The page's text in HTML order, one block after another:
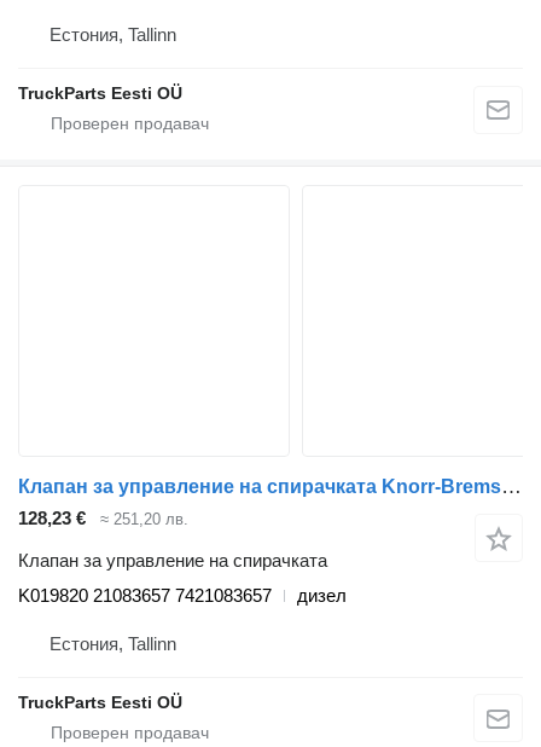
Естония, Tallinn
TruckParts Eesti OÜ
Клапан за управление на спирачката Knorr-Bremse Magnum Dxi (01.05-12.13) K019820 за влекач Renault Magnum (1990-2014)
128,23 € ≈ 251,20 лв.
Клапан за управление на спирачката
K019820 21083657 7421083657
дизел
Естония, Tallinn
TruckParts Eesti OÜ